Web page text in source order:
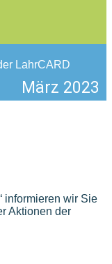
LahrCARD
März 2023
informieren wir Sie
Aktionen der